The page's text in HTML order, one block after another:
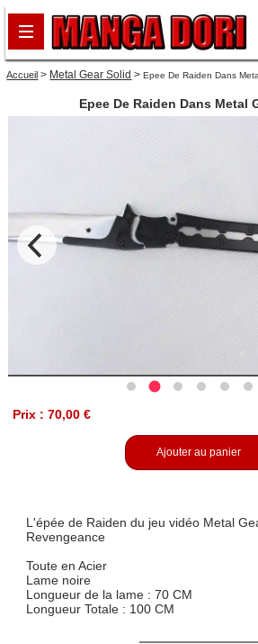
Accueil > Metal Gear Solid >Epee De Raiden Dans
Epee De Raiden Dans Metal
Prix : 70,00 €
Ajouter au panier
L'épée de Raiden du jeu vidéo Metal
Revengeance
Toute en Acier
Lame noire
Longueur de la lame : 70 CM
Longueur Totale : 100 CM